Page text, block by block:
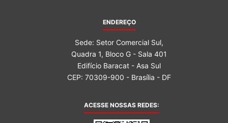
ENDEREÇO
Sede: Setor Comercial Sul,
Quadra 1, Bloco G - Sala 401
Edifício Baracat - Asa Sul
CEP: 70309-900 - Brasília - DF
ACESSE NOSSAS REDES: